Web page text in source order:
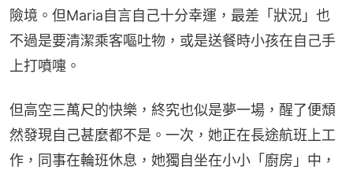
險境。但Maria自言自己十分幸運，最差「狀況」也
不過是要清潔乘客嘔吐物，或是送餐時小孩在自己手
上打噴嚏。
但高空三萬尺的快樂，終究也似是夢一場，醒了便頹
然發現自己甚麼都不是。一次，她正在長途航班上工
作，同事在輪班休息，她獨自坐在小小「廚房」中，